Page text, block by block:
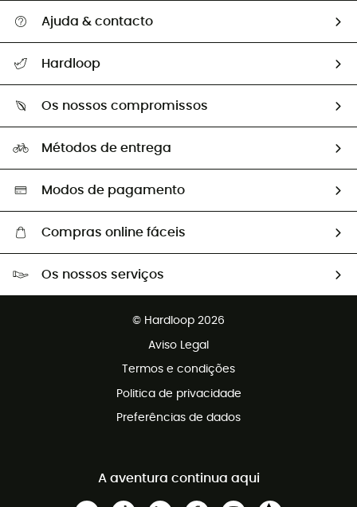
Ajuda & contacto
Guia de tamanhos
Trocas & Devoluções
Hardloop
Os nossos embaixadores
Os nossos compromissos
Seleção eco-responsável
Métodos de entrega
Modos de pagamento
Compras online fáceis
Os nossos serviços
© Hardloop 2026
Aviso Legal
Termos e condições
Politica de privacidade
Preferências de dados
A aventura continua aqui